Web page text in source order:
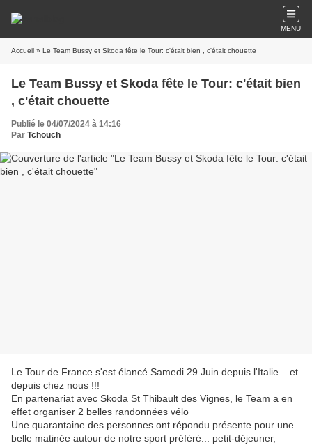
MENU
Accueil » Le Team Bussy et Skoda fête le Tour: c'était bien , c'était chouette
Le Team Bussy et Skoda fête le Tour: c'était bien
, c'était chouette
Publié le 04/07/2024 à 14:16
Par Tchouch
Le Tour de France s'est élancé Samedi 29 Juin depuis l'Italie... et
depuis chez nous !!!
En partenariat avec Skoda St Thibault des Vignes, le Team a en
effet organiser 2 belles randonnées vélo
Une quarantaine des personnes ont répondu présente pour une
belle matinée autour de notre sport préféré... petit-déjeuner,